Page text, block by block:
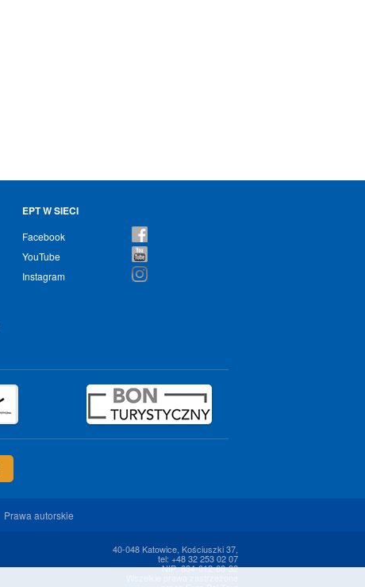
EPT W SIECI
Facebook
YouTube
Instagram
Prawa autorskie
40-048 Katowice, Kościuszki 37,
tel: +48 32 253 02 07
NIP: 634-012-68-32